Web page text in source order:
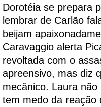
Dorotéia se prepara
lembrar de Carlão
beijam
Caravaggio alerta
revoltada com o
apreensivo, mas diz
mecânico. Laura
tem medo da reação